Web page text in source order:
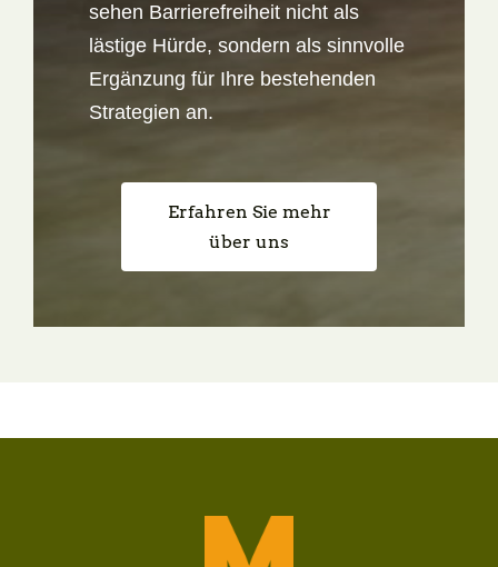
sehen Barrierefreiheit nicht als
lästige Hürde, sondern als sinnvolle
Ergänzung für Ihre bestehenden
Strategien an.
Erfahren Sie mehr
über uns